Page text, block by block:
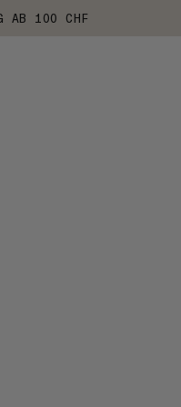
AB 100 CHF